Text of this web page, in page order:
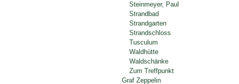
Steinmeyer, Paul
Strandbad
Strandgarten
Strandschloss
Tusculum
Waldhütte
Waldschänke
Zum Treffpunkt
Graf Zeppelin